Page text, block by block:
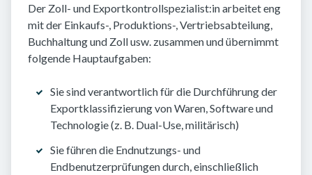
Der Zoll- und Exportkontrollspezialist:in arbeitet eng
mit der Einkaufs-, Produktions-, Vertriebsabteilung,
Buchhaltung und Zoll usw. zusammen und übernimmt
folgende Hauptaufgaben:
Sie sind verantwortlich für die Durchführung der
Exportklassifizierung von Waren, Software und
Technologie (z. B. Dual-Use, militärisch)
Sie führen die Endnutzungs- und
Endbenutzerprüfungen durch, einschließlich